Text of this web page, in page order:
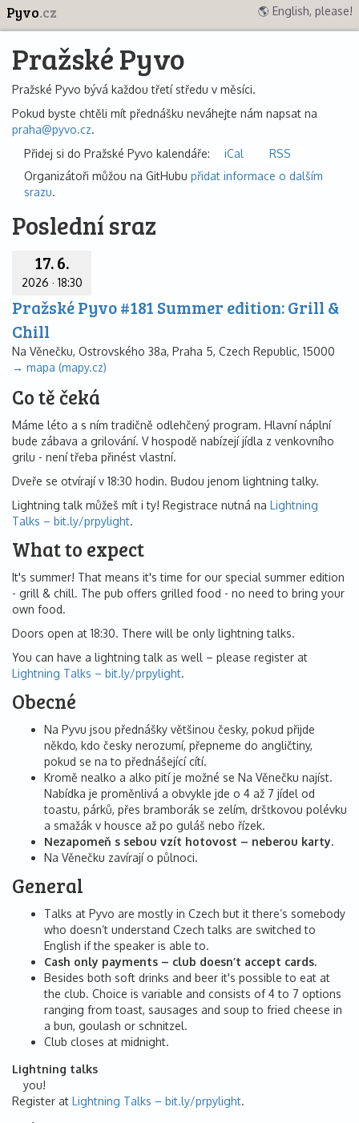
Pyvo.cz 🌎 English, please!
Pražské Pyvo
Pražské Pyvo bývá každou třetí středu v měsíci.
Pokud byste chtěli mít přednášku neváhejte nám napsat na
praha@pyvo.cz.
Přidej si do Pražské Pyvo kalendáře:
iCal
RSS
Organizátoři můžou na GitHubu přidat informace o dalším
srazu.
Poslední sraz
17. 6.
2026 · 18:30
Pražské Pyvo #181 Summer edition: Grill &
Chill
Na Věnečku, Ostrovského 38a, Praha 5, Czech Republic, 15000
→ mapa (mapy.cz)
Co tě čeká
Máme léto a s ním tradičně odlehčený program. Hlavní náplní
bude zábava a grilování. V hospodě nabízejí jídla z venkovního
grilu - není třeba přinést vlastní.
Dveře se otvírají v 18:30 hodin. Budou jenom lightning talky.
Lightning talk můžeš mít i ty! Registrace nutná na Lightning
Talks – bit.ly/prpylight.
What to expect
It's summer! That means it's time for our special summer edition
- grill & chill. The pub offers grilled food - no need to bring your
own food.
Doors open at 18:30. There will be only lightning talks.
You can have a lightning talk as well – please register at
Lightning Talks – bit.ly/prpylight.
Obecné
Na Pyvu jsou přednášky většinou česky, pokud přijde
někdo, kdo česky nerozumí, přepneme do angličtiny,
pokud se na to přednášející cítí.
Kromě nealko a alko pití je možné se Na Věnečku najíst.
Nabídka je proměnlivá a obvykle jde o 4 až 7 jídel od
toastu, párků, přes bramborák se zelím, dršťkovou polévku
a smažák v housce až po guláš nebo řízek.
Nezapomeň s sebou vzít hotovost – neberou karty.
Na Věnečku zavírají o půlnoci.
General
Talks at Pyvo are mostly in Czech but it there’s somebody
who doesn’t understand Czech talks are switched to
English if the speaker is able to.
Cash only payments – club doesn’t accept cards.
Besides both soft drinks and beer it's possible to eat at
the club. Choice is variable and consists of 4 to 7 options
ranging from toast, sausages and soup to fried cheese in
a bun, goulash or schnitzel.
Club closes at midnight.
Lightning talks
you!
Register at Lightning Talks – bit.ly/prpylight.